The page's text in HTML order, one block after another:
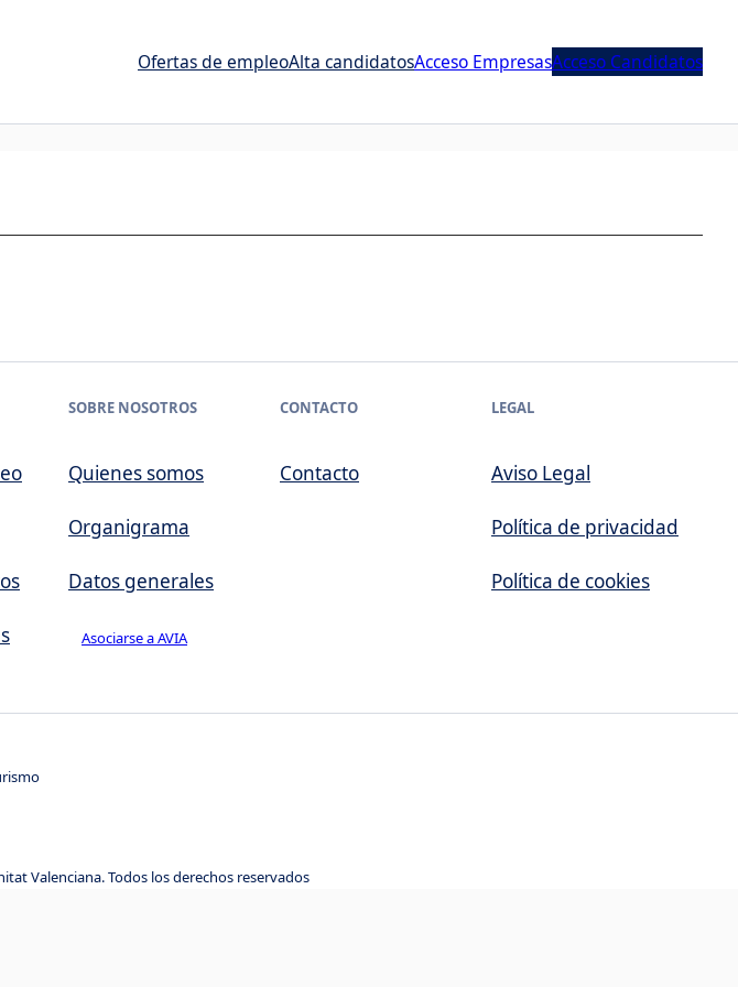
Ofertas de empleoAlta candidatosAcceso EmpresasAcceso Candidatos
SOBRE NOSOTROS
Quienes somos
Organigrama
Datos generales
Asociarse a AVIA
CONTACTO
Contacto
LEGAL
Aviso Legal
Política de privacidad
Política de cookies
Valenciana. Todos los derechos reservados